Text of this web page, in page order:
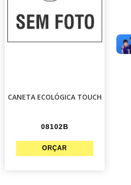
CANETA ECOLÓGICA TOUCH
08102B